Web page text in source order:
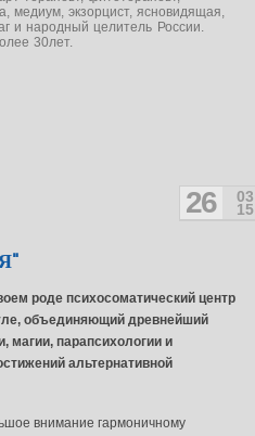
медиум, экзорцист, ясновидящая,
и народный целитель России.
30лет.
03
15
26
роде психосоматический центр
объединяющий древнейший
магии, парапсихологии и
альтернативной
внимание гармоничному